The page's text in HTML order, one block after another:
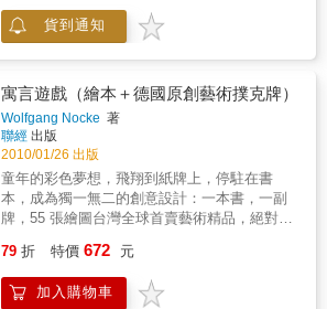
轉移到另一處。這個效果針對的是位至上的變
化。物體可以在手上消失，並重新出現在旁邊
的桌子上。或者是它可以變換地點，在一個圓
是消失和產生兩個效果相結合後的產物。但我
認為對於觀眾來說，這只不過是一個移動的效
果罷了。效果四改變一個人或一件物體改變其
身分、顏色、大小、形狀、特徵等。改變和易
位兩個效果有者很緊密的關聯。在某種意義上
與易位是相似的，這讓它與產生和消失兩個效
果也相關。但是，在這個效果中，變化是關於
人或物這樣的固體物質穿過另一個人或物那樣
的固體物質。穿透效果是在不改變物體狀態和
性質的情況下，而且又沒有任何通道可供穿透
已經用剪子剪斷的繩子，為什麼沒有斷？水杯
裡的硬幣怎麼會無緣無故失蹤？見證奇蹟，自
貨到通知
寓言遊戲（繪本＋德國原創藝術撲克牌）
Wolfgang Nocke 著
聯經 出版
2010/01/26 出版
童年的彩色夢想，飛翔到紙牌上，停駐在書
本，成為獨一無二的創意設計：一本書，一副
牌，55 張繪圖台灣全球首賣藝術精品，絕對獨
師 Chris 莊謹銘 共同攜手合作！首度結合書
籍、繪畫與藝術，強調創意＋視覺效果，寓言
遊戲成為台灣第一冊繪本書＋藝術撲克牌！有
79 折 特價 672 元
加入購物車